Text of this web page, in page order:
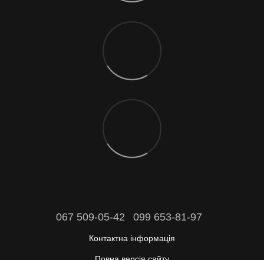
067 509-05-42 099 653-81-97
Контактна інформація